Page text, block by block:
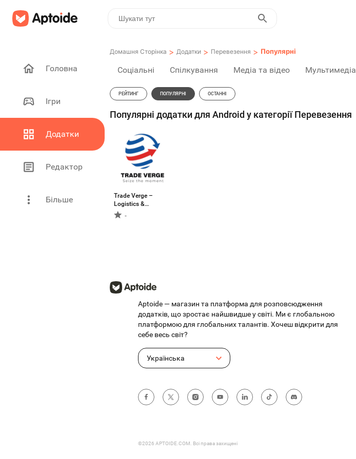
Головна
Ігри
Додатки
Редактор
Більше
Домашня Сторінка > Додатки > Перевезення > Популярні
Соціальні Спілкування Медіа та відео Мультимедіа
РЕЙТИНГ ПОПУЛЯРНІ ОСТАННІ
Популярні додатки для Android у категорії Перевезення
Trade Verge –
Logistics &
Delivery Platform
-
Aptoide — магазин та платформа для розповсюдження
додатків, що зростає найшвидше у світі. Ми є глобальною
платформою для глобальних талантів. Хочеш відкрити для
себе весь світ?
Українська
©2026 APTOIDE.COM. Всі права захищені